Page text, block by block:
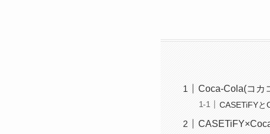
Coca-Cola(コカ
CASETiFYと